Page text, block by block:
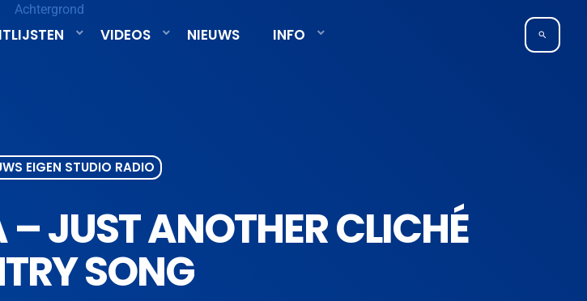
VIDEOS NIEUWS INFO search
EIGEN STUDIO RADIO
JUST ANOTHER CLICHÉ
SONG